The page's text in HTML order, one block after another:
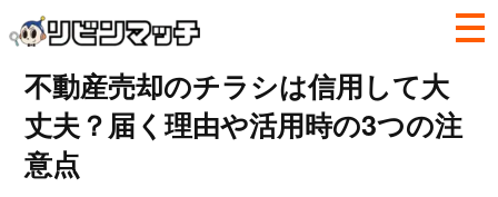
不動産売却のチラシは信用して大
丈夫？届く理由や活用時の3つの注
意点